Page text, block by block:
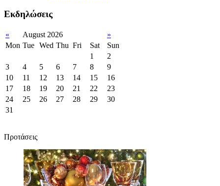
Εκδηλώσεις
« August 2026
»
Mon Tue Wed Thu Fri Sat
Sun
1
2
3
4 5 6 7 8
9
10
11 12 13 14 15
16
17
18 19 20 21 22
23
24
25 26 27 28 29
30
31
Προτάσεις